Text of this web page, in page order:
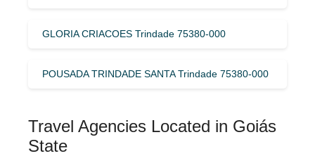
GLORIA CRIACOES Trindade 75380-000
POUSADA TRINDADE SANTA Trindade 75380-000
Travel Agencies Located in Goiás
State